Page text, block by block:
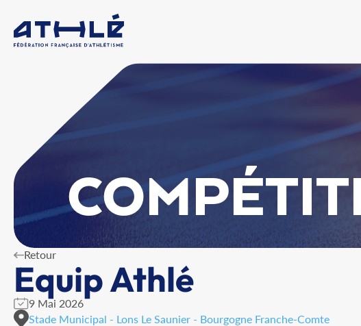
Retour
Equip Athlé
9 Mai 2026
Stade Municipal - Lons Le Saunier - Bourgogne Franche-Comte